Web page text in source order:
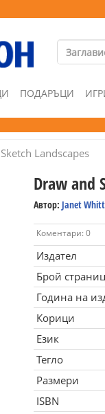
ПОДАРЪЦИ
Landscapes
Draw and
Автор: Janet
Коментари: 0
Издател
Брой
Година на
Корици
Език
Тегло
Размери
ISBN